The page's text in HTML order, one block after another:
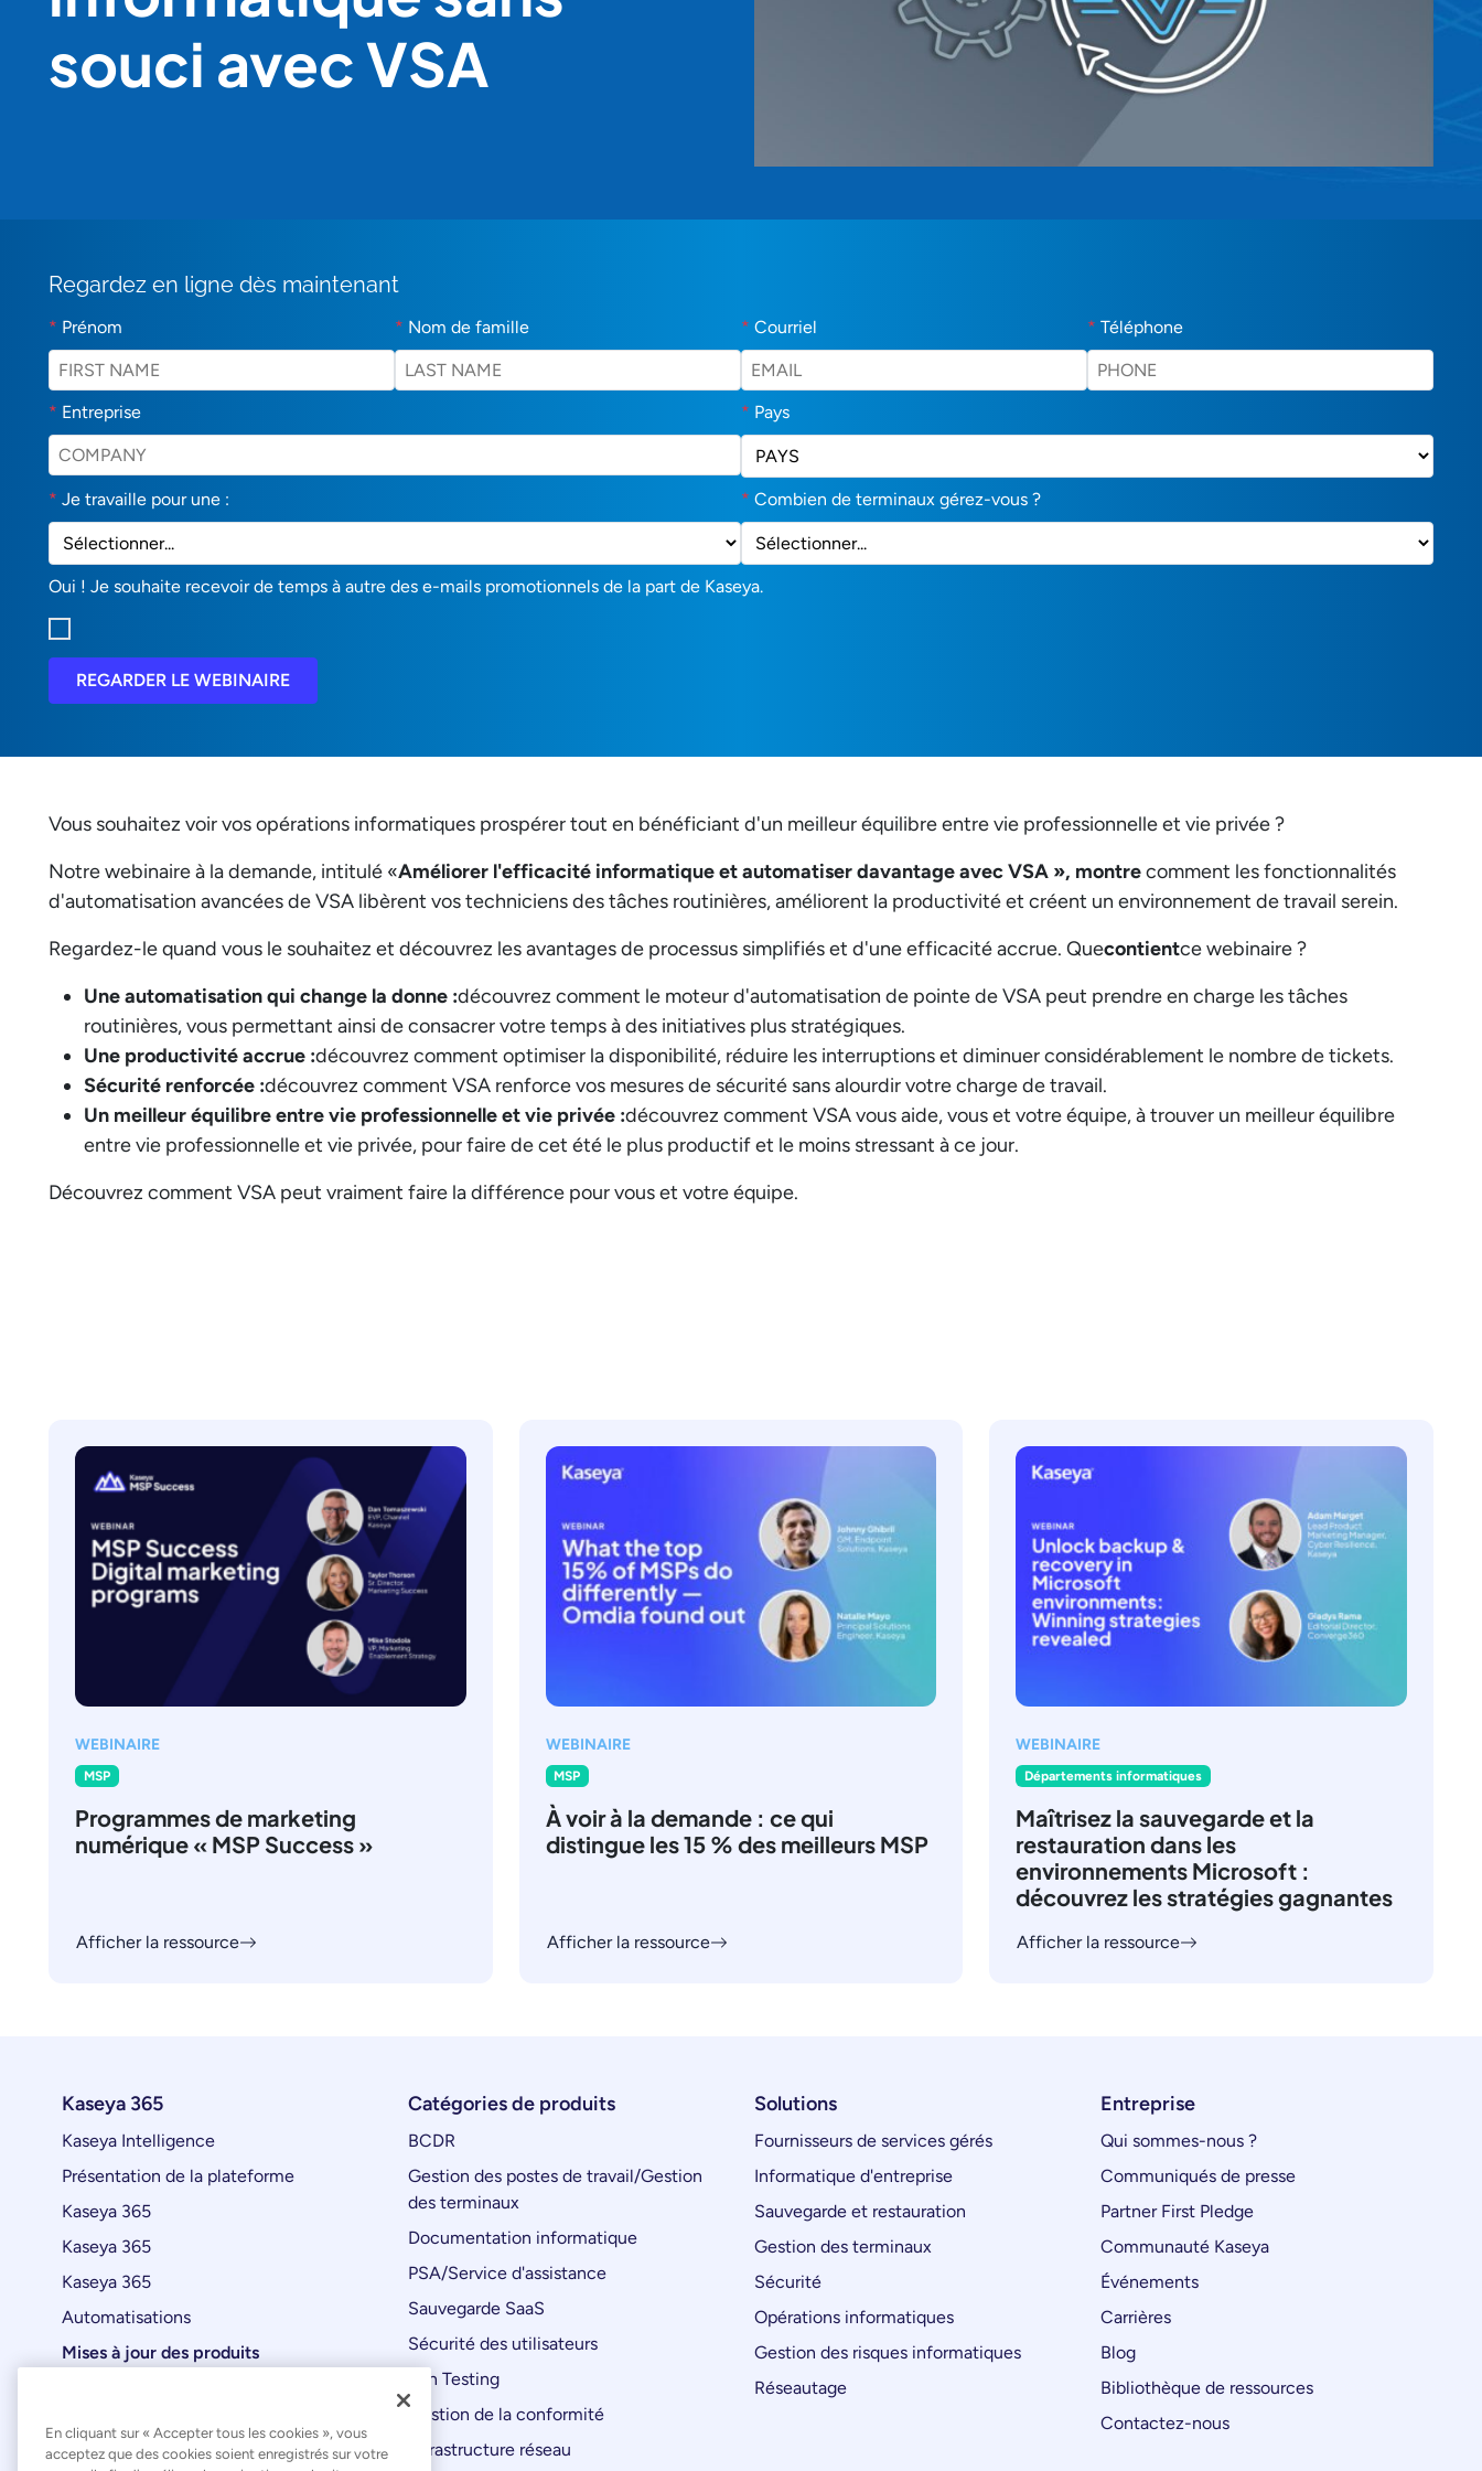
souci avec VSA
Regardez en ligne dès maintenant
* Prénom * Nom de famille * Courriel * Téléphone
* Entreprise * Pays
* Je travaille pour une : * Combien de terminaux gérez-vous ?
Oui ! Je souhaite recevoir de temps à autre des e-mails promotionnels de la part de Kaseya.
REGARDER LE WEBINAIRE
Vous souhaitez voir vos opérations informatiques prospérer tout en bénéficiant d'un meilleur équilibre entre vie professionnelle et vie privée ?
Notre webinaire à la demande, intitulé «Améliorer l'efficacité informatique et automatiser davantage avec VSA », montrecomment les fonctionnalités
d'automatisation avancées de VSA libèrent vos techniciens des tâches routinières, améliorent la productivité et créent un environnement de travail serein.
Regardez-le quand vous le souhaitez et découvrez les avantages de processus simplifiés et d'une efficacité accrue. Quecontientce webinaire ?
Une automatisation qui change la donne :découvrez comment le moteur d'automatisation de pointe de VSA peut prendre en charge les tâches
routinières, vous permettant ainsi de consacrer votre temps à des initiatives plus stratégiques.
Une productivité accrue :découvrez comment optimiser la disponibilité, réduire les interruptions et diminuer considérablement le nombre de tickets.
Sécurité renforcée :découvrez comment VSA renforce vos mesures de sécurité sans alourdir votre charge de travail.
Un meilleur équilibre entre vie professionnelle et vie privée :découvrez comment VSA vous aide, vous et votre équipe, à trouver un meilleur équilibre
entre vie professionnelle et vie privée, pour faire de cet été le plus productif et le moins stressant à ce jour.
Découvrez comment VSA peut vraiment faire la différence pour vous et votre équipe.
WEBINAIRE
MSP
Programmes de marketing
numérique « MSP Success »
Afficher la ressource
WEBINAIRE
MSP
À voir à la demande : ce qui
distingue les 15 % des meilleurs MSP
Afficher la ressource
WEBINAIRE
Départements informatiques
Maîtrisez la sauvegarde et la
restauration dans les
environnements Microsoft :
découvrez les stratégies gagnantes
Afficher la ressource
Kaseya 365
Kaseya Intelligence
Présentation de la plateforme
Kaseya 365
Kaseya 365
Kaseya 365
Automatisations
Mises à jour des produits
Catégories de produits
BCDR
Gestion des postes de travail/Gestion
des terminaux
Documentation informatique
PSA/Service d'assistance
Sauvegarde SaaS
Sécurité des utilisateurs
Pen Testing
Gestion de la conformité
Infrastructure réseau
Solutions
Fournisseurs de services gérés
Informatique d'entreprise
Sauvegarde et restauration
Gestion des terminaux
Sécurité
Opérations informatiques
Gestion des risques informatiques
Réseautage
Entreprise
Qui sommes-nous ?
Communiqués de presse
Partner First Pledge
Communauté Kaseya
Événements
Carrières
Blog
Bibliothèque de ressources
Contactez-nous
En cliquant sur « Accepter tous les cookies », vous
acceptez que des cookies soient enregistrés sur votre